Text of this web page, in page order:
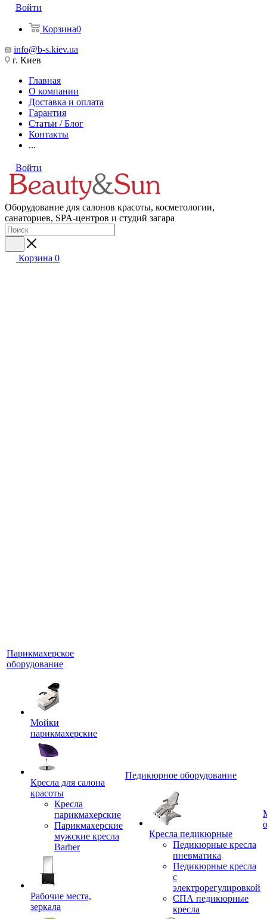
Войти
Корзина0
info@b-s.kiev.ua
г. Киев
Главная
О компании
Доставка и оплата
Гарантия
Статьи / Блог
Контакты
...
Войти
Оборудование для салонов красоты, косметологии,
санаториев, SPA-центров и студий загара
Корзина 0
Парикмахерское
оборудование
Мойки
парикмахерские
Кресла для салона
красоты
Кресла
парикмахерские
Парикмахерские
мужские кресла
Barber
Рабочие места,
зеркала
Педикюрное оборудование
Кресла педикюрные
Педикюрные кресла
пневматика
Педикюрные кресла
с
электрорегулировкой
СПА педикюрные
кресла